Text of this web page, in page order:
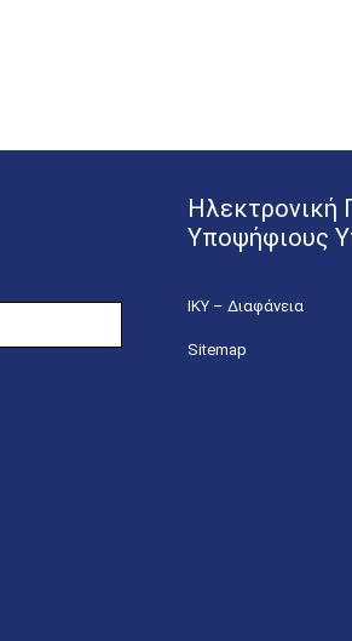
Ηλεκτρονική
Υποψήφιους
ΙΚΥ – Διαφάνεια
Sitemap